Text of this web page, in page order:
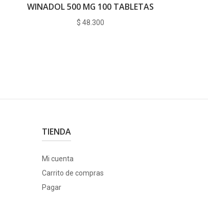
WINADOL 500 MG 100 TABLETAS
$ 48.300
TIENDA
Mi cuenta
Carrito de compras
Pagar